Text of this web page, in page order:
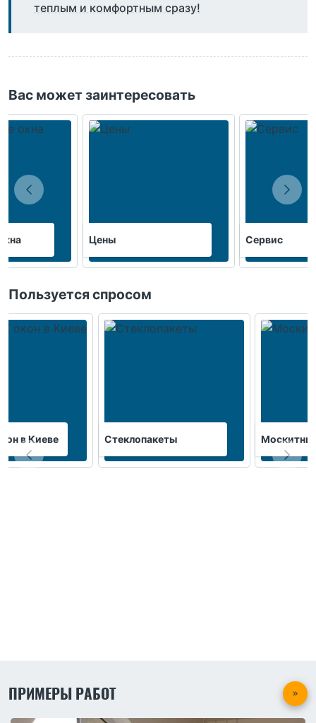
теплым и комфортным сразу!
Вас может заинтересовать
Цены Сервис
Пользуется спросом
в Киеве Стеклопакеты
ПРИМЕРЫ РАБОТ